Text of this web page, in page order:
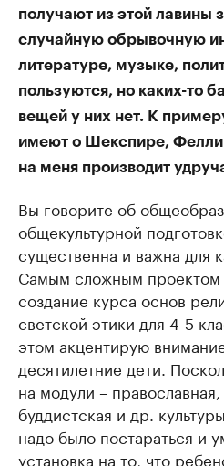
получают из этой лавины
случайную обрывочную
литературе, музыке,
пользуются, но каких-то
вещей у них нет. К
имеют о Шекспире,
на меня производит
Вы говорите об
общекультурной
существенна и важна для
Самым сложным
создание курса основ
светской этики для 4-5
этом акцентирую
десятилетние дети.
на модули –
буддистская и др.
надо было постараться и
установка на то, что